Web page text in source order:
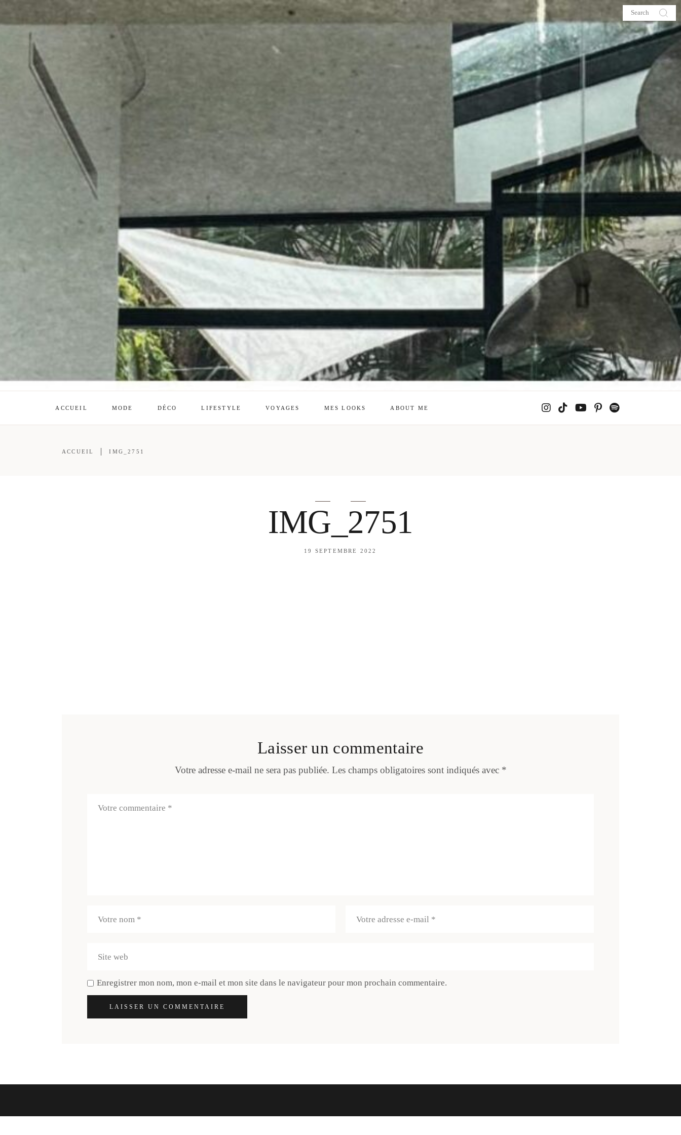
ACCUEIL MODE DÉCO LIFESTYLE VOYAGES MES LOOKS ABOUT ME
mes looks
amazon shop
About me
Galehia
Voilà Beauté
ACCUEIL IMG_2751
IMG_2751
19 SEPTEMBRE 2022
Laisser un commentaire
Votre adresse e-mail ne sera pas publiée. Les champs obligatoires sont indiqués avec *
Enregistrer mon nom, mon e-mail et mon site dans le navigateur pour mon prochain commentaire.
LAISSER UN COMMENTAIRE